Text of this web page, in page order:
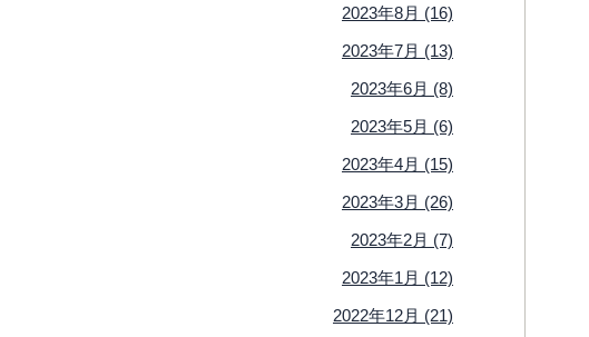
2023年8月 (16)
2023年7月 (13)
2023年6月 (8)
2023年5月 (6)
2023年4月 (15)
2023年3月 (26)
2023年2月 (7)
2023年1月 (12)
2022年12月 (21)